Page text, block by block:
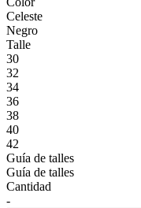
Celeste
Negro
Talle
30
32
34
36
38
40
42
Guía de talles
Guía de talles
Cantidad
-